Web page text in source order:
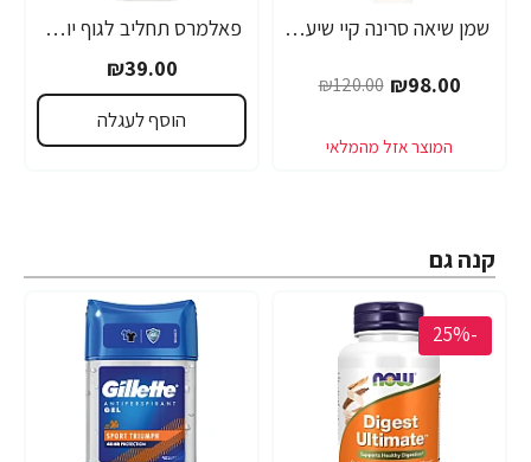
שמן שיאה סרינה קיי שיער דק, יבש, דליל וחלש Volume Lift - מבית Saryna Key
₪98.00
₪120.00
פאלמרס תחליב לגוף יומי להזנה ולריכוך עם חמאת שיאה ויטמין E נפח 250 מ"ל - Palmer's
₪39.00
הוסף לעגלה
קנה גם
-25%